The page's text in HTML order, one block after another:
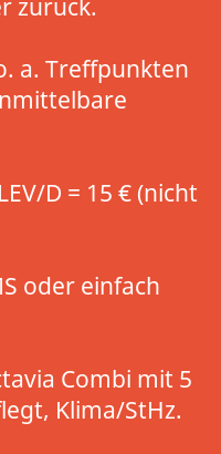
zurück.
a. Treffpunkten
D = 15 € (nicht
oder einfach
Combi mit 5
Klima/StHz.